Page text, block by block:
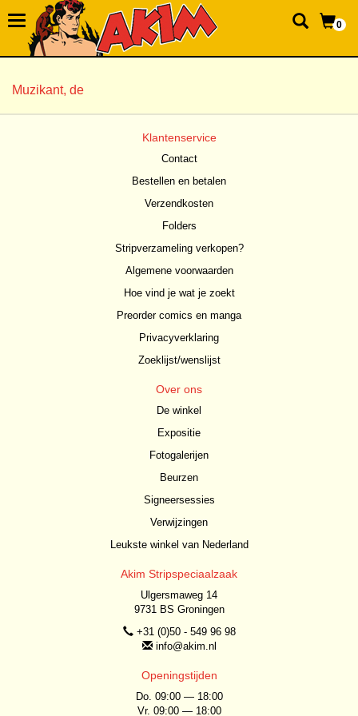
0
Muzikant, de
Klantenservice
Contact
Bestellen en betalen
Verzendkosten
Folders
Stripverzameling verkopen?
Algemene voorwaarden
Hoe vind je wat je zoekt
Preorder comics en manga
Privacyverklaring
Zoeklijst/wenslijst
Over ons
De winkel
Expositie
Fotogalerijen
Beurzen
Signeersessies
Verwijzingen
Leukste winkel van Nederland
Akim Stripspeciaalzaak
Ulgersmaweg 14
9731 BS Groningen
+31 (0)50 - 549 96 98
info@akim.nl
Openingstijden
Do. 09:00 — 18:00
Vr. 09:00 — 18:00